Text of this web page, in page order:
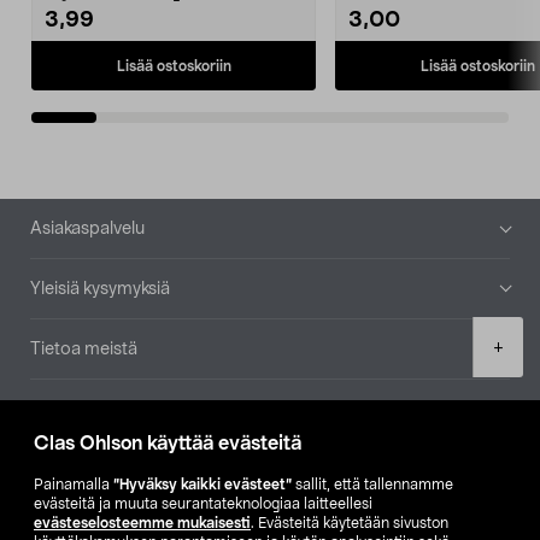
Clas Ohlson käyttää evästeitä
Painamalla ”Hyväksy kaikki evästeet” sallit, että tallennamme
evästeitä ja muuta seurantateknologiaa laitteellesi
evästeselosteemme mukaisesti. Evästeitä käytetään sivuston
+
3,99
Lisää ostoskoriin
3,00
Lisää ostoskoriin
Alatunniste
Asiakaspalvelu
Yleisiä kysymyksiä
Tietoa meistä
Etsi myymälä